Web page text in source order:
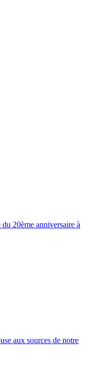
20ème anniversaire à
aux sources de notre